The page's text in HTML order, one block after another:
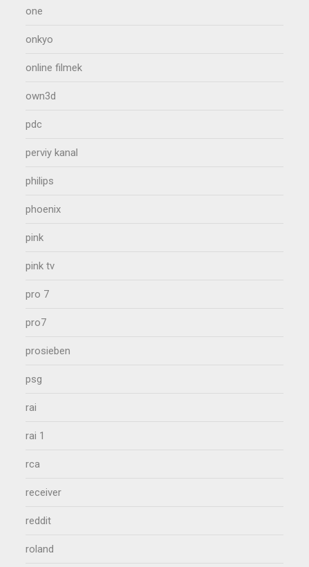
one
onkyo
online filmek
own3d
pdc
perviy kanal
philips
phoenix
pink
pink tv
pro 7
pro7
prosieben
psg
rai
rai 1
rca
receiver
reddit
roland